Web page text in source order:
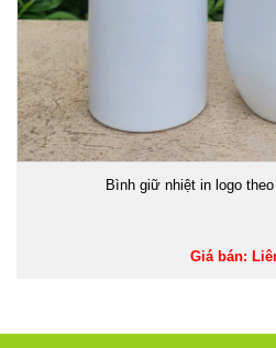
Bình giữ nhiệt in logo
Giá bán: